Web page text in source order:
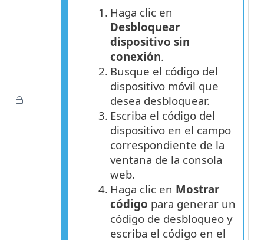
1. Haga clic en
Desbloquear
dispositivo sin
conexión.
2. Busque el código del
dispositivo móvil que
desea desbloquear.
3. Escriba el código del
dispositivo en el campo
correspondiente de la
ventana de la consola
web.
4. Haga clic en Mostrar
código para generar un
código de desbloqueo y
escriba el código en el